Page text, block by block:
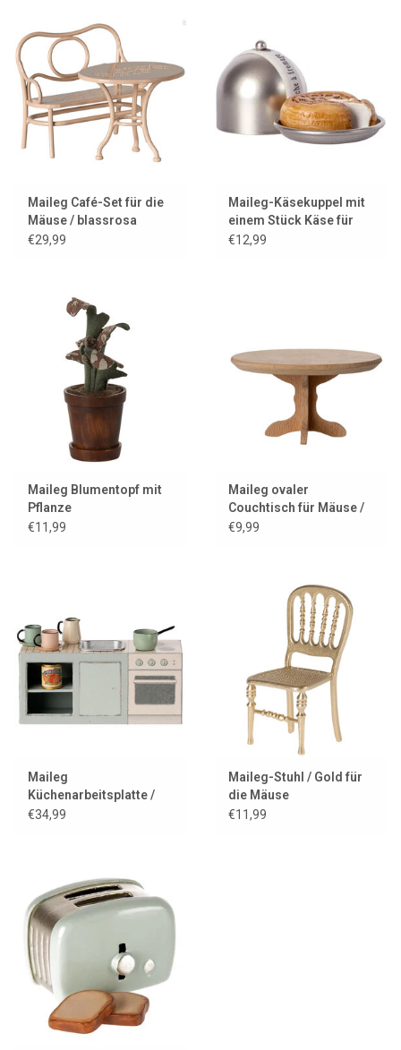
Maileg Café-Set für die
Mäuse / blassrosa
€29,99
Maileg-Käsekuppel mit
einem Stück Käse für
die kleinen Mäuse
€12,99
Maileg Blumentopf mit
Pflanze
€11,99
Maileg ovaler
Couchtisch für Mäuse /
Holzfarbe
€9,99
Maileg
Küchenarbeitsplatte /
Küchenzeile für die
€34,99
Maileg-Stuhl / Gold für
die Mäuse
€11,99